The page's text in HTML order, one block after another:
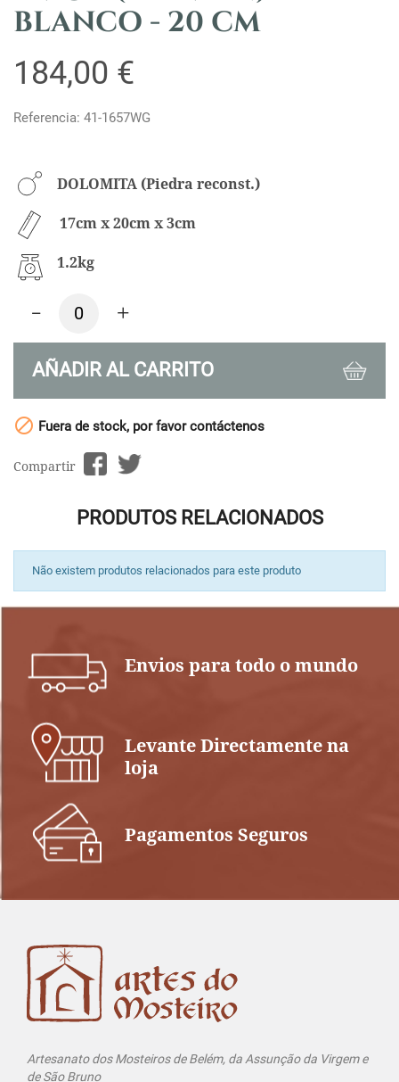
BLANCO - 20 CM
184,00 €
Referencia: 41-1657WG
DOLOMITA (Piedra reconst.)
17cm x 20cm x 3cm
1.2kg
- +
AÑADIR AL CARRITO
 Fuera de stock, por favor contáctenos
Compartir
PRODUTOS RELACIONADOS
Não existem produtos relacionados para este produto
Envios para todo o mundo
Levante Directamente na
loja
Pagamentos Seguros
Artesanato dos Mosteiros de Belém, da Assunção da Virgem e
de São Bruno